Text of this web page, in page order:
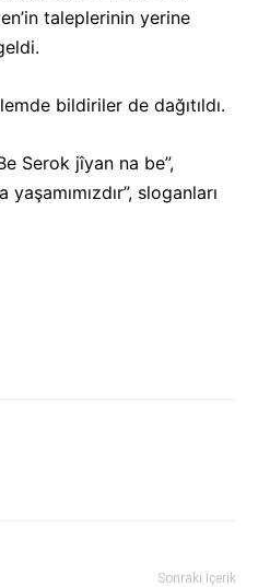
taleplerinin yerine
bildiriler de dağıtıldı.
Serok jîyan na be”,
sloganları
Sonraki İçerik